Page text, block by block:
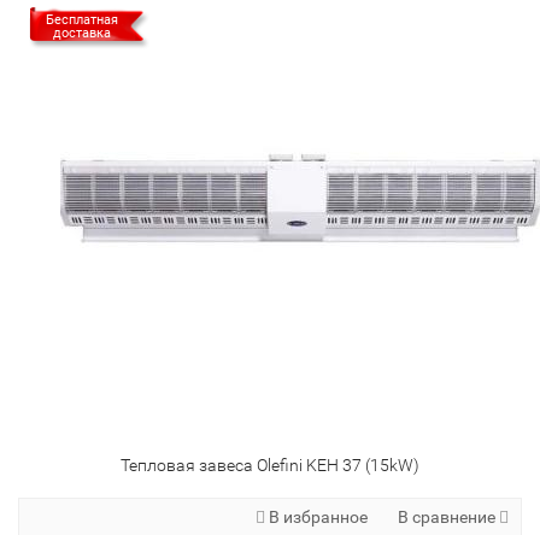
Бесплатная
доставка
Тепловая завеса Olefini KEH 37 (15kW)
В избранное
В сравнение